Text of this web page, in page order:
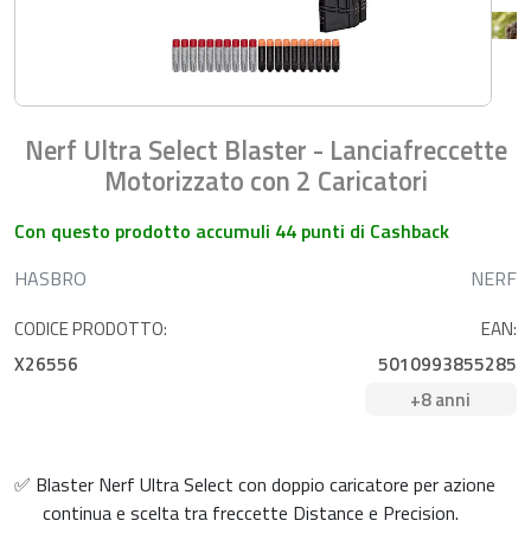
Nerf Ultra Select Blaster - Lanciafreccette
Motorizzato con 2 Caricatori
Con questo prodotto accumuli 44 punti di Cashback
HASBRO
NERF
CODICE PRODOTTO:
X26556
EAN:
5010993855285
+8 anni
✅ Blaster Nerf Ultra Select con doppio caricatore per azione
continua e scelta tra freccette Distance e Precision.